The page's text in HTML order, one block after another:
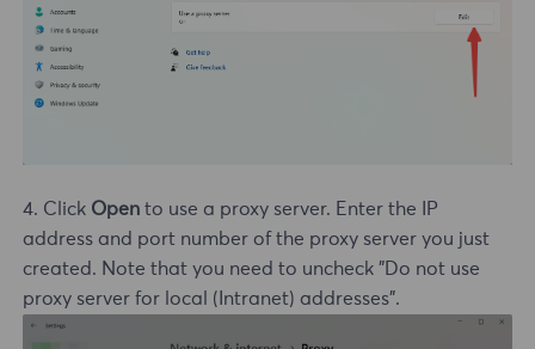
4. Click Open to use a proxy server. Enter the IP
address and port number of the proxy server you just
created. Note that you need to uncheck "Do not use
proxy server for local (Intranet) addresses".